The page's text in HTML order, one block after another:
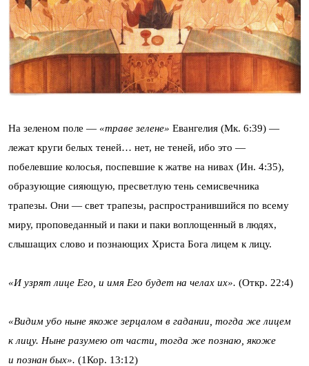
На зеленом поле — «траве зелене» Евангелия (Мк. 6:39) —
лежат круги белых теней… нет, не теней, ибо это —
побелевшие колосья, поспевшие к жатве на нивах (Ин. 4:35),
образующие сияющую, пресветлую тень семисвечника
трапезы. Они — свет трапезы, распространившийся по всему
миру, проповеданный и паки и паки воплощенный в людях,
слышащих слово и познающих Христа Бога лицем к лицу.
«И узрят лице Его, и имя Его будет на челах их». (Откр. 22:4)
«Видим убо ныне якоже зерцалом в гадании, тогда же лицем
к лицу. Ныне разумею от части, тогда же познаю, якоже
и познан бых». (1Кор. 13:12)